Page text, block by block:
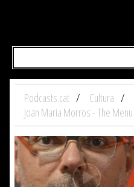
Podcasts.cat Cultura
Joan Maria Morros - The Menu